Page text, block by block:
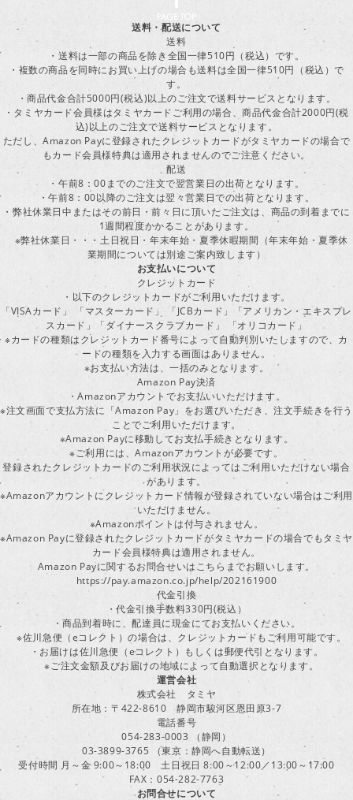
送料・配送について
送料
・送料は一部の商品を除き全国一律510円（税込）です。
・複数の商品を同時にお買い上げの場合も送料は全国一律510円（税込）で
す。
・商品代金合計5000円(税込)以上のご注文で送料サービスとなります。
・タミヤカード会員様はタミヤカードご利用の場合、商品代金合計2000円(税
込)以上のご注文で送料サービスとなります。
ただし、Amazon Payに登録されたクレジットカードがタミヤカードの場合で
もカード会員様特典は適用されませんのでご注意ください。
配送
・午前8：00までのご注文で翌営業日の出荷となります。
・午前8：00以降のご注文は翌々営業日での出荷となります。
・弊社休業日中またはその前日・前々日に頂いたご注文は、商品の到着までに
1週間程度かかることがあります。
※弊社休業日・・・土日祝日・年末年始・夏季休暇期間（年末年始・夏季休
業期間については別途ご案内致します）
お支払いについて
クレジットカード
・以下のクレジットカードがご利用いただけます。
「VISAカード」 「マスターカード」 「JCBカード」「アメリカン・エキスプレ
スカード」「ダイナースクラブカード」 「オリコカード」
※カードの種類はクレジットカード番号によって自動判別いたしますので、カ
ードの種類を入力する画面はありません。
※お支払い方法は、一括のみとなります。
Amazon Pay決済
・Amazonアカウントでお支払いいただけます。
※注文画面で支払方法に「Amazon Pay」をお選びいただき、注文手続きを行う
ことでご利用いただけます。
※Amazon Payに移動してお支払手続きとなります。
※ご利用には、Amazonアカウントが必要です。
登録されたクレジットカードのご利用状況によってはご利用いただけない場合
があります。
※Amazonアカウントにクレジットカード情報が登録されていない場合はご利用
いただけません。
※Amazonポイントは付与されません。
※Amazon Payに登録されたクレジットカードがタミヤカードの場合でもタミヤ
カード会員様特典は適用されません。
Amazon Payに関するお問合せいはこちらまでお願いします。
https://pay.amazon.co.jp/help/202161900
代金引換
・代金引換手数料330円(税込）
・商品到着時に、配達員に現金にてお支払いください。
※佐川急便（eコレクト）の場合は、クレジットカードもご利用可能です。
・お届けは佐川急便（eコレクト）もしくは郵便代引となります。
※ご注文金額及びお届けの地域によって自動選択となります。
運営会社
株式会社 タミヤ
所在地：〒422-8610 静岡市駿河区恩田原3-7
電話番号
054-283-0003 （静岡）
03-3899-3765 （東京：静岡へ自動転送）
受付時間 月～金 9:00～18:00 土日祝日 8:00～12:00／13:00～17:00
FAX：054-282-7763
お問合せについて